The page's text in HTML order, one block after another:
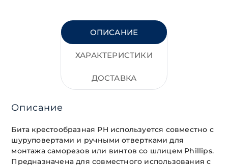
ОПИСАНИЕ
ХАРАКТЕРИСТИКИ
ДОСТАВКА
Описание
Бита крестообразная PH используется совместно с
шуруповертами и ручными отвертками для
монтажа саморезов или винтов со шлицем Phillips.
Предназначена для совместного использования с